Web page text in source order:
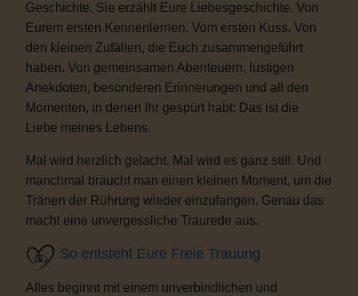
Geschichte. Sie erzählt Eure Liebesgeschichte. Von
Eurem ersten Kennenlernen. Vom ersten Kuss. Von
den kleinen Zufällen, die Euch zusammengeführt
haben. Von gemeinsamen Abenteuern, lustigen
Anekdoten, besonderen Erinnerungen und all den
Momenten, in denen Ihr gespürt habt: Das ist die
Liebe meines Lebens.
Mal wird herzlich gelacht. Mal wird es ganz still. Und
manchmal braucht man einen kleinen Moment, um die
Tränen der Rührung wieder einzufangen. Genau das
macht eine unvergessliche Traurede aus.
So entsteht Eure Freie Trauung
Alles beginnt mit einem unverbindlichen und